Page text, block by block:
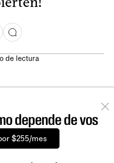
de lectura
depende de vos
$255/mes